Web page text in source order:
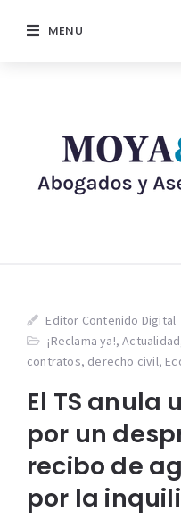
MENU
Editor Contenido Digital
¡Reclama ya!,Actualidad
contratos, derecho civil,
El TS anula
por un
recibo de
por la